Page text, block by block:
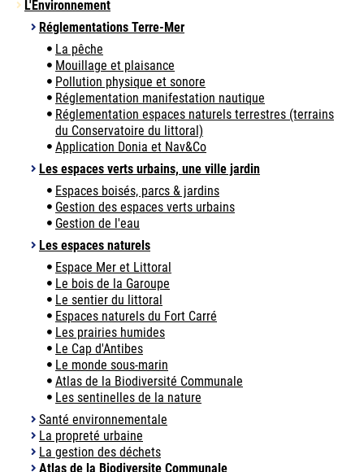
L'Environnement
Réglementations Terre-Mer
La pêche
Mouillage et plaisance
Pollution physique et sonore
Réglementation manifestation nautique
Réglementation espaces naturels terrestres (terrains
du Conservatoire du littoral)
Application Donia et Nav&Co
Les espaces verts urbains, une ville jardin
Espaces boisés, parcs & jardins
Gestion des espaces verts urbains
Gestion de l'eau
Les espaces naturels
Espace Mer et Littoral
Le bois de la Garoupe
Le sentier du littoral
Espaces naturels du Fort Carré
Les prairies humides
Le Cap d'Antibes
Le monde sous-marin
Atlas de la Biodiversité Communale
Les sentinelles de la nature
Santé environnementale
La propreté urbaine
La gestion des déchets
Atlas de la Biodiversite Communale